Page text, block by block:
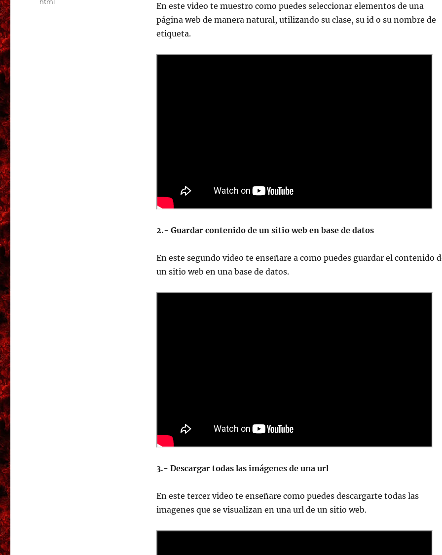
En este video te muestro como puedes seleccionar elementos de una
página web de manera natural, utilizando su clase, su id o su nombre de
etiqueta.
2.- Guardar contenido de un sitio web en base de datos
En este segundo video te enseñare a como puedes guardar el contenido
un sitio web en una base de datos.
3.- Descargar todas las imágenes de una url
En este tercer video te enseñare como puedes descargarte todas las
imagenes que se visualizan en una url de un sitio web.